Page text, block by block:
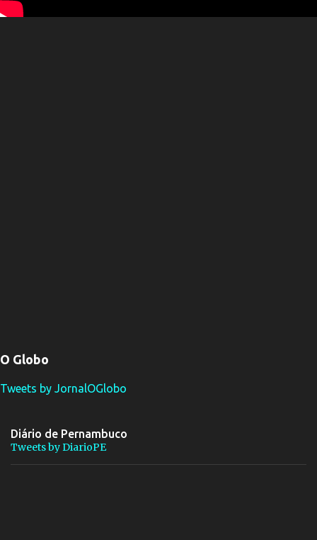
O Globo
Tweets by JornalOGlobo
Diário de Pernambuco
Tweets by DiarioPE